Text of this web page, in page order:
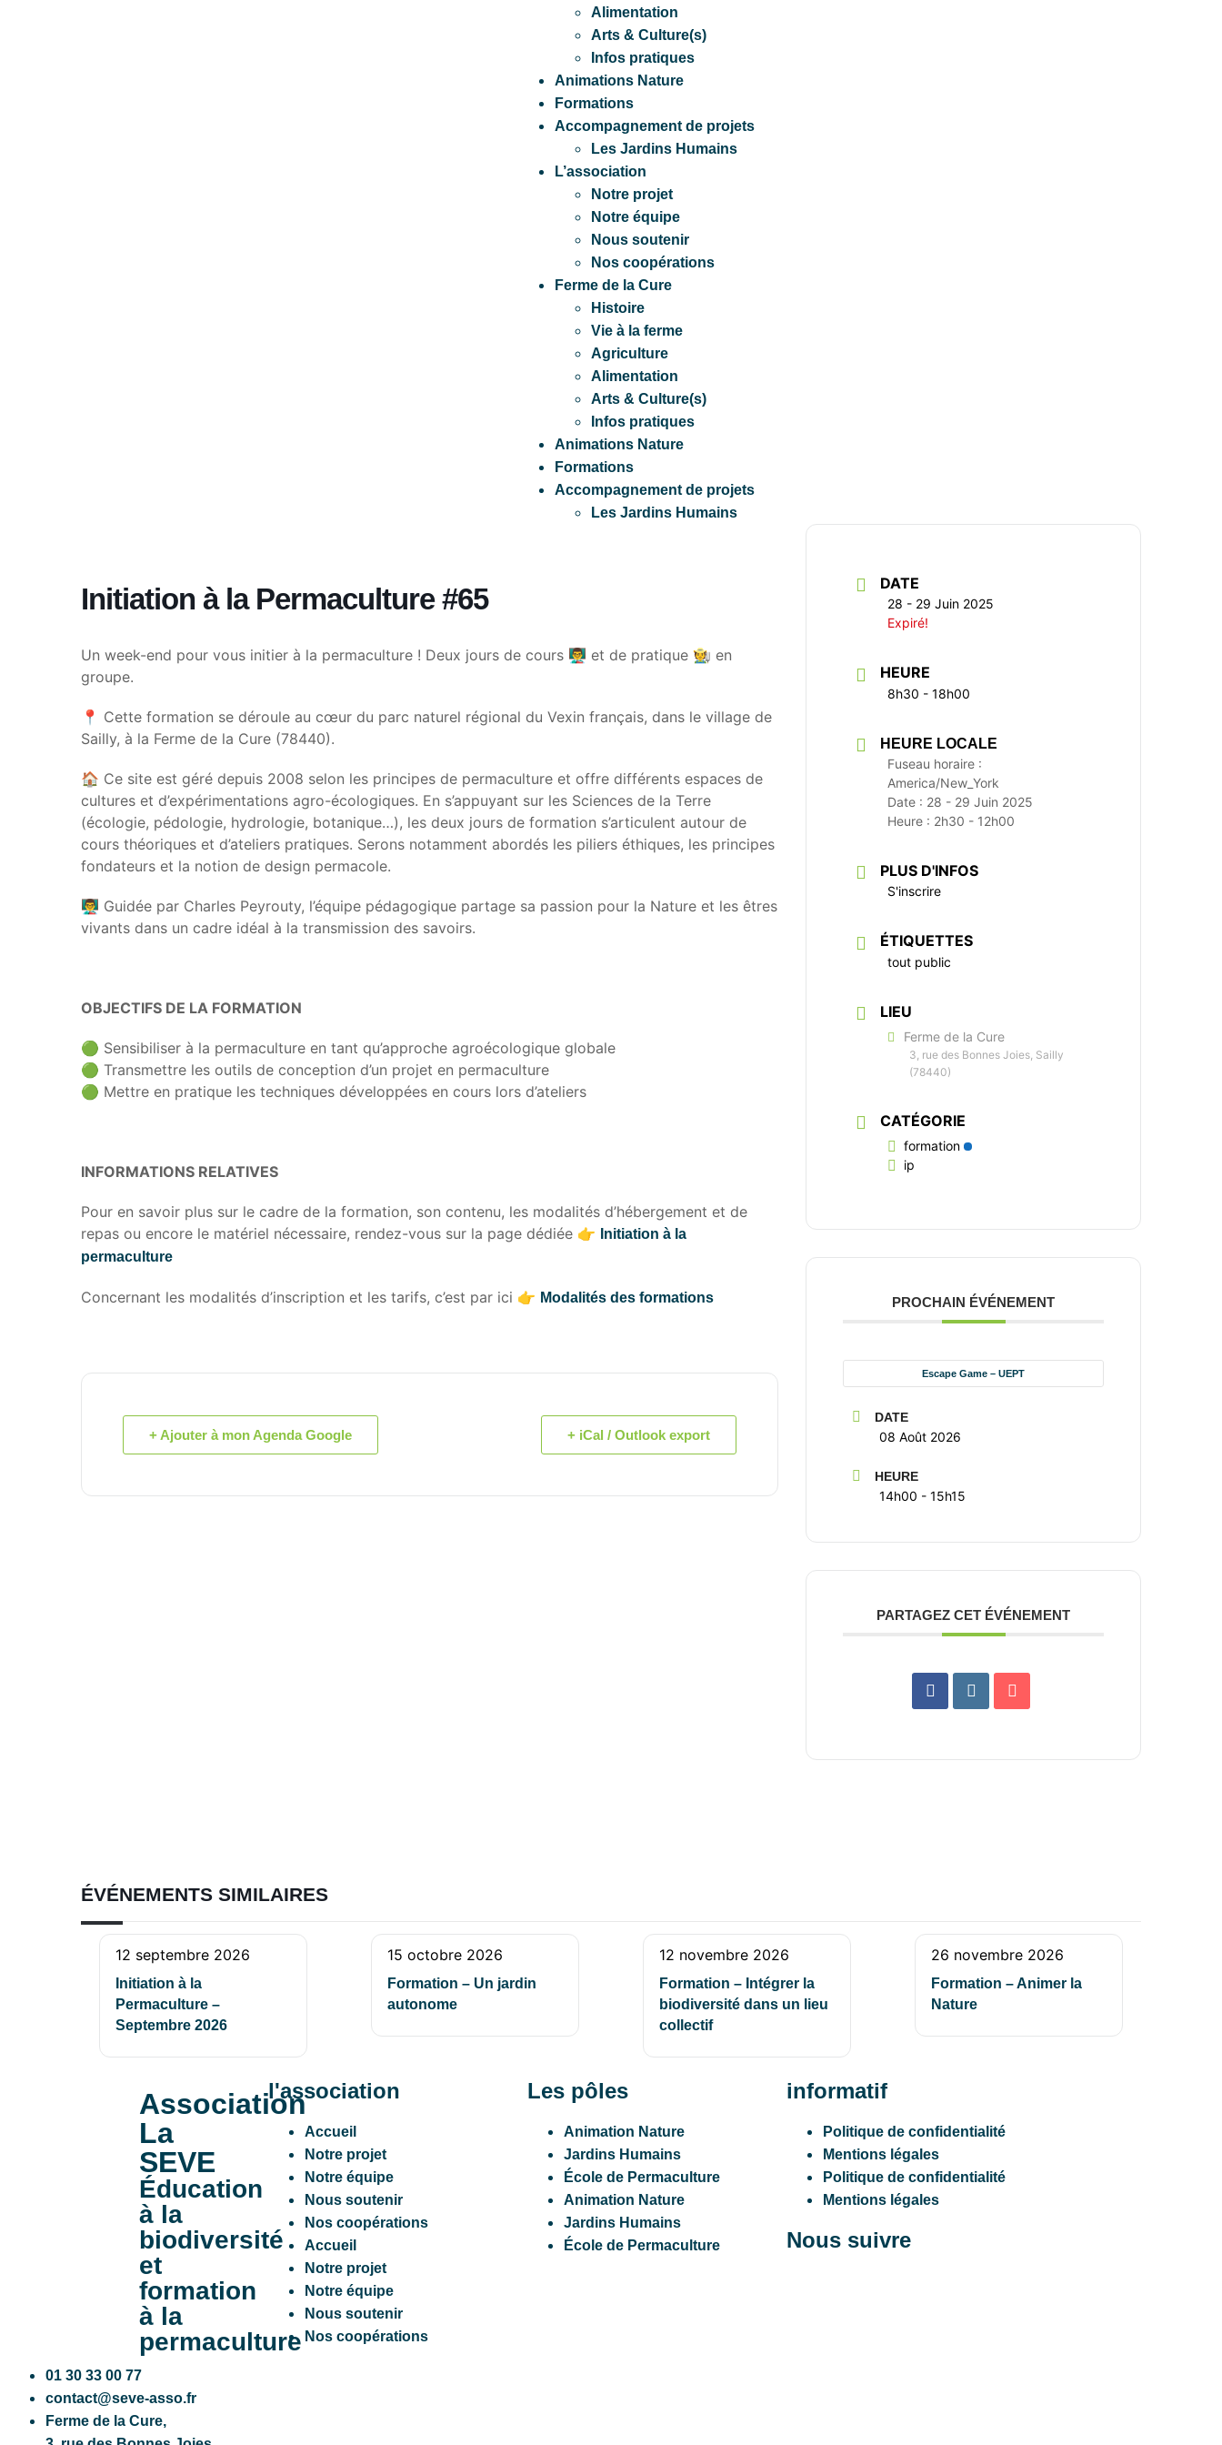
Alimentation
Arts & Culture(s)
Infos pratiques
Animations Nature
Formations
Accompagnement de projets
Les Jardins Humains
L’association
Notre projet
Notre équipe
Nous soutenir
Nos coopérations
Ferme de la Cure
Histoire
Vie à la ferme
Agriculture
Alimentation
Arts & Culture(s)
Infos pratiques
Animations Nature
Formations
Accompagnement de projets
Les Jardins Humains
Initiation à la Permaculture #65
Un week-end pour vous initier à la permaculture ! Deux jours de cours 👨‍🏫 et de pratique 🧑‍🌾 en
groupe.
📍 Cette formation se déroule au cœur du parc naturel régional du Vexin français, dans le village de
Sailly, à la Ferme de la Cure (78440).
🏠 Ce site est géré depuis 2008 selon les principes de permaculture et offre différents espaces de
cultures et d’expérimentations agro-écologiques. En s’appuyant sur les Sciences de la Terre
(écologie, pédologie, hydrologie, botanique…), les deux jours de formation s’articulent autour de
cours théoriques et d’ateliers pratiques. Serons notamment abordés les piliers éthiques, les principes
fondateurs et la notion de design permacole.
👨‍🏫 Guidée par Charles Peyrouty, l’équipe pédagogique partage sa passion pour la Nature et les êtres
vivants dans un cadre idéal à la transmission des savoirs.
OBJECTIFS DE LA FORMATION
🟢 Sensibiliser à la permaculture en tant qu’approche agroécologique globale
🟢 Transmettre les outils de conception d’un projet en permaculture
🟢 Mettre en pratique les techniques développées en cours lors d’ateliers
INFORMATIONS RELATIVES
Pour en savoir plus sur le cadre de la formation, son contenu, les modalités d’hébergement et de
repas ou encore le matériel nécessaire, rendez-vous sur la page dédiée 👉
Initiation à la
permaculture
Concernant les modalités d’inscription et les tarifs, c’est par ici 👉 Modalités des formations
+ Ajouter à mon Agenda Google + iCal / Outlook export
DATE
28 - 29 Juin 2025
Expiré!
HEURE
8h30 - 18h00
HEURE LOCALE
Fuseau horaire :
America/New_York
Date : 28 - 29 Juin 2025
Heure : 2h30 - 12h00
PLUS D'INFOS
S'inscrire
ÉTIQUETTES
tout public
LIEU
Ferme de la Cure
3, rue des Bonnes Joies, Sailly
(78440)
CATÉGORIE
formation
ip
PROCHAIN ÉVÉNEMENT
Escape Game – UEPT
DATE
08 Août 2026
HEURE
14h00 - 15h15
PARTAGEZ CET ÉVÉNEMENT
ÉVÉNEMENTS SIMILAIRES
12 septembre 2026
Initiation à la
Permaculture –
Septembre 2026
15 octobre 2026
Formation – Un jardin
autonome
12 novembre 2026
Formation – Intégrer la
biodiversité dans un lieu
collectif
26 novembre 2026
Formation – Animer la
Nature
Association
La
SEVE
Éducation
à la
biodiversité
et
formation
à la
permaculture
01 30 33 00 77
contact@seve-asso.fr
Ferme de la Cure,
l'association
Accueil
Notre projet
Notre équipe
Nous soutenir
Nos coopérations
Accueil
Notre projet
Notre équipe
Nous soutenir
Nos coopérations
Les pôles
Animation Nature
Jardins Humains
École de Permaculture
Animation Nature
Jardins Humains
École de Permaculture
informatif
Politique de confidentialité
Mentions légales
Politique de confidentialité
Mentions légales
Nous suivre